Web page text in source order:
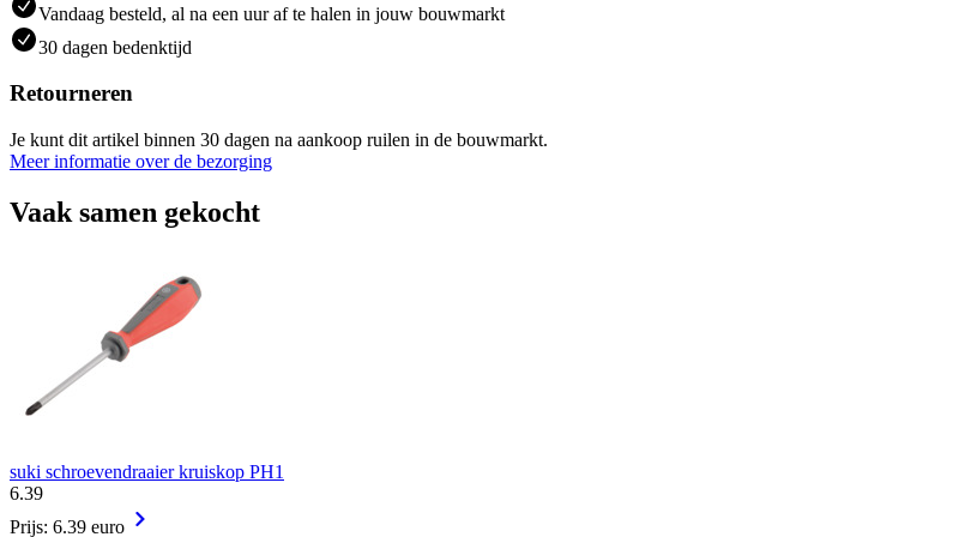
Vandaag besteld, al na een uur af te halen in jouw bouwmarkt
30 dagen bedenktijd
Retourneren
Je kunt dit artikel binnen 30 dagen na aankoop ruilen in de bouwmarkt.
Meer informatie over de bezorging
Vaak samen gekocht
suki schroevendraaier kruiskop PH1
6.39
Prijs: 6.39 euro